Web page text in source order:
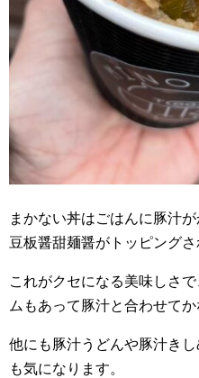
まかない丼はごはんに豚汁
豆板醤甜麺醤がトッピングさ
これがクセになる美味しさ
ムもあって豚汁と合わせて
他にも豚汁うどんや豚汁き
も気になります。